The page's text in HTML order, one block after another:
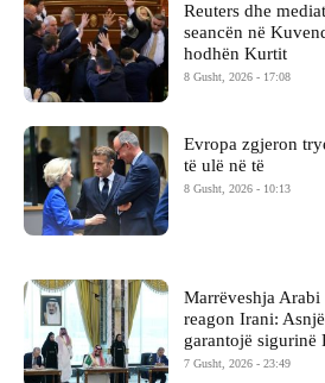
Reuters dhe
seancën në
hodhën Kurtit
8 Gusht, 2026 - 17:08
Evropa zgjeron
të ulë në të
8 Gusht, 2026 - 10:13
Marrëveshja Arabi
reagon Irani:
garantojë sigurinë
7 Gusht, 2026 - 23:49